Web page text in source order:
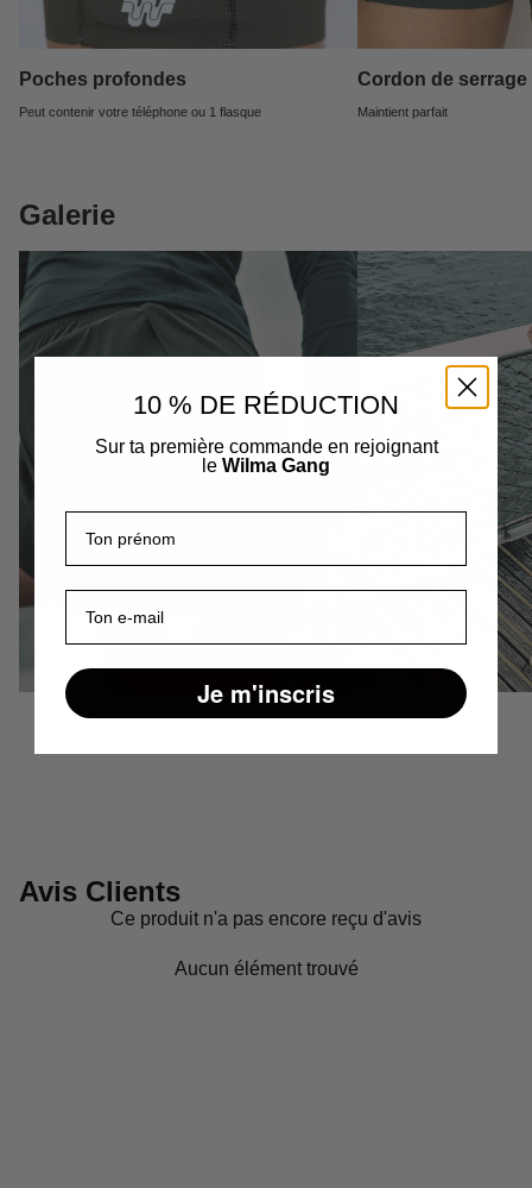
Poches profondes
Peut contenir votre téléphone ou 1 flasque
Cordon de serrage
Maintient parfait
Galerie
Avis Clients
Ce produit n'a pas encore reçu d'avis
Aucun élément trouvé
10 % DE RÉDUCTION
Sur ta première commande en rejoignant
le Wilma Gang
Prénom
E-mail
Je m'inscris